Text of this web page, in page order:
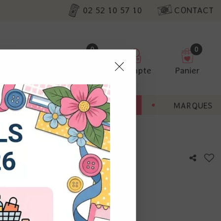
02 52 10 57 10 CONTACT
0
Compte
0
Panier
BONNES AFFAIRES MARQUES
avis !
nos
non
Vous
à droite